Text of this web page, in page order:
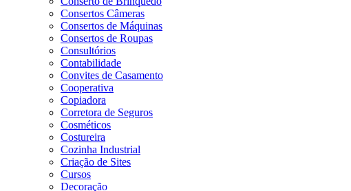
Consertos Câmeras
Consertos de Máquinas
Consertos de Roupas
Consultórios
Contabilidade
Convites de Casamento
Cooperativa
Copiadora
Corretora de Seguros
Cosméticos
Costureira
Cozinha Industrial
Criação de Sites
Cursos
Decoração